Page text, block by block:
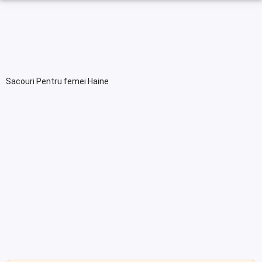
Sacouri Pentru femei Haine